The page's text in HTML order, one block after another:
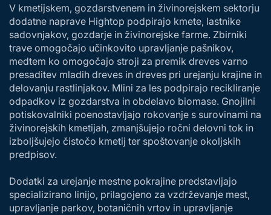
V kmetijskem, gozdarstvenem in živinorejskem sektorju
dodatne naprave Hightop podpirajo kmete, lastnike
sadovnjakov, gozdarje in živinorejske farme. Zbirniki
trave omogočajo učinkovito upravljanje pašnikov,
medtem ko omogočajo stroji za premik dreves varno
presaditev mladih dreves in dreves pri urejanju krajine in
delovanju rastlinjakov. Mlini za les podpirajo recikliranje
odpadkov iz gozdarstva in obdelavo biomase. Gnojilni
potiskovalniki poenostavljajo rokovanje s surovinami na
živinorejskih kmetijah, zmanjšujejo ročni delovni tok in
izboljšujejo čistočo kmetij ter spoštovanje okoljskih
predpisov.
Dodatki za urejanje mestne pokrajine predstavljajo
specializirano linijo, prilagojeno za vzdrževanje mest,
upravljanje parkov, botaničnih vrtov in upravljanje